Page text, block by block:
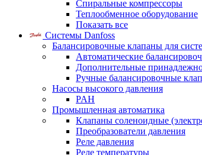
Спиральные компрессоры
Теплообменное оборудование
Показать все
Системы Danfoss
Балансировочные клапаны для
Автоматические
Дополнительные
Ручные балансировочные
Насосы высокого давления
PAH
Промышленная автоматика
Клапаны соленоидные
Преобразователи давления
Реле давления
Реле температуры